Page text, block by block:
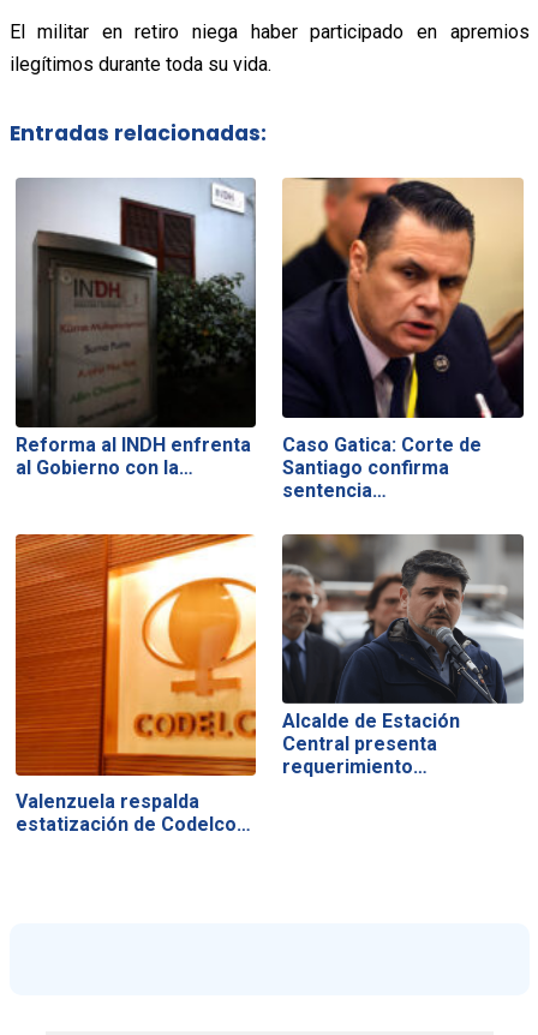
El militar en retiro niega haber participado en apremios
ilegítimos durante toda su vida.
Entradas relacionadas:
Reforma al INDH enfrenta
al Gobierno con la…
Caso Gatica: Corte de
Santiago confirma
sentencia…
Valenzuela respalda
estatización de Codelco…
Alcalde de Estación
Central presenta
requerimiento…